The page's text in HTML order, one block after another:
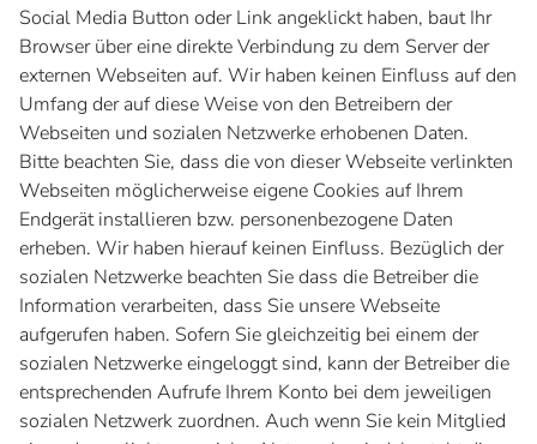
Social Media Button oder Link angeklickt haben, baut Ihr
Browser über eine direkte Verbindung zu dem Server der
externen Webseiten auf. Wir haben keinen Einfluss auf den
Umfang der auf diese Weise von den Betreibern der
Webseiten und sozialen Netzwerke erhobenen Daten.
Bitte beachten Sie, dass die von dieser Webseite verlinkten
Webseiten möglicherweise eigene Cookies auf Ihrem
Endgerät installieren bzw. personenbezogene Daten
erheben. Wir haben hierauf keinen Einfluss. Bezüglich der
sozialen Netzwerke beachten Sie dass die Betreiber die
Information verarbeiten, dass Sie unsere Webseite
aufgerufen haben. Sofern Sie gleichzeitig bei einem der
sozialen Netzwerke eingeloggt sind, kann der Betreiber die
entsprechenden Aufrufe Ihrem Konto bei dem jeweiligen
sozialen Netzwerk zuordnen. Auch wenn Sie kein Mitglied